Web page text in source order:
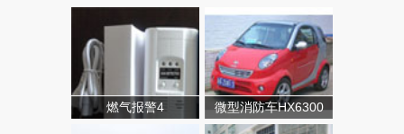
燃气报警4 微型消防车HX6300